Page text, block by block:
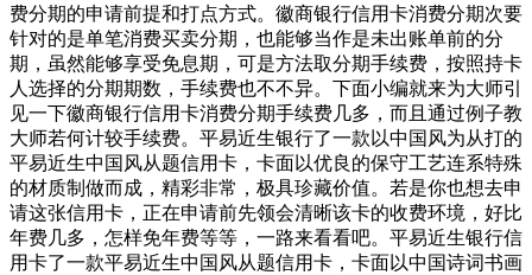
费分期的申请前提和打点方式。徽商银行信用卡消费分期次要
针对的是单笔消费买卖分期，也能够当作是未出账单前的分
期，虽然能够享受免息期，可是方法取分期手续费，按照持卡
人选择的分期期数，手续费也不不异。下面小编就来为大师引
见一下徽商银行信用卡消费分期手续费几多，而且通过例子教
大师若何计较手续费。平易近生银行了一款以中国风为从打的
平易近生中国风从题信用卡，卡面以优良的保守工艺连系特殊
的材质制做而成，精彩非常，极具珍藏价值。若是你也想去申
请这张信用卡，正在申请前先领会清晰该卡的收费环境，好比
年费几多，怎样免年费等等，一路来看看吧。平易近生银行信
用卡了一款平易近生中国风从题信用卡，卡面以中国诗词书画